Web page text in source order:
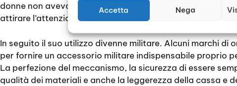
Accetta Nega
donne non avevano bisogno di sapere l’ora perché esse
attirare l’attenzione.
In seguito il suo utilizzo divenne militare. Alcuni marchi di
per fornire un accessorio militare indispensabile proprio
La perfezione del meccanismo, la sicurezza di essere
qualità dei materiali e anche la leggerezza della cassa e